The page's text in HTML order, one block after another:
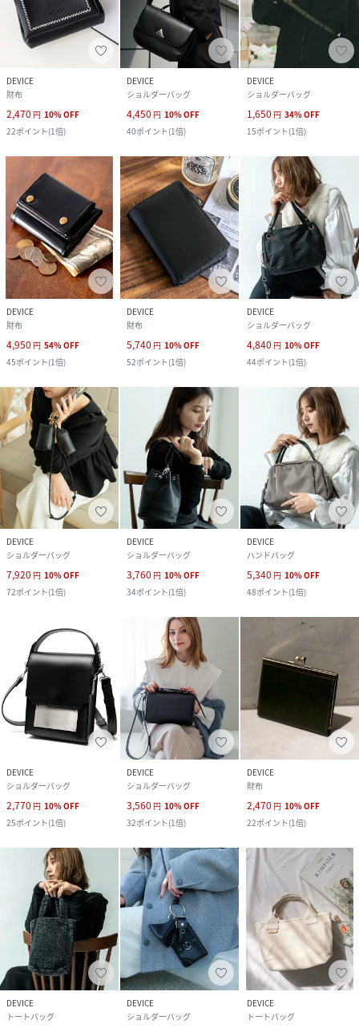
DEVICE
財布
2,470 円 10%OFF
22ポイント(1倍)
DEVICE
ショルダーバッグ
4,450 円 10%OFF
40ポイント(1倍)
DEVICE
ショルダーバッグ
1,650 円 34%OFF
15ポイント(1倍)
DEVICE
財布
4,950 円 54%OFF
45ポイント(1倍)
DEVICE
財布
5,740 円 10%OFF
52ポイント(1倍)
DEVICE
ショルダーバッグ
4,840 円 10%OFF
44ポイント(1倍)
DEVICE
ショルダーバッグ
7,920 円 10%OFF
72ポイント(1倍)
DEVICE
ショルダーバッグ
3,760 円 10%OFF
34ポイント(1倍)
DEVICE
ハンドバッグ
5,340 円 10%OFF
48ポイント(1倍)
DEVICE
ショルダーバッグ
2,770 円 10%OFF
25ポイント(1倍)
DEVICE
ショルダーバッグ
3,560 円 10%OFF
32ポイント(1倍)
DEVICE
財布
2,470 円 10%OFF
22ポイント(1倍)
DEVICE
トートバッグ
DEVICE
ショルダーバッグ
DEVICE
トートバッグ